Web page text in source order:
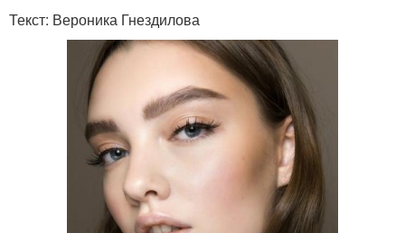
Текст: Вероника Гнездилова